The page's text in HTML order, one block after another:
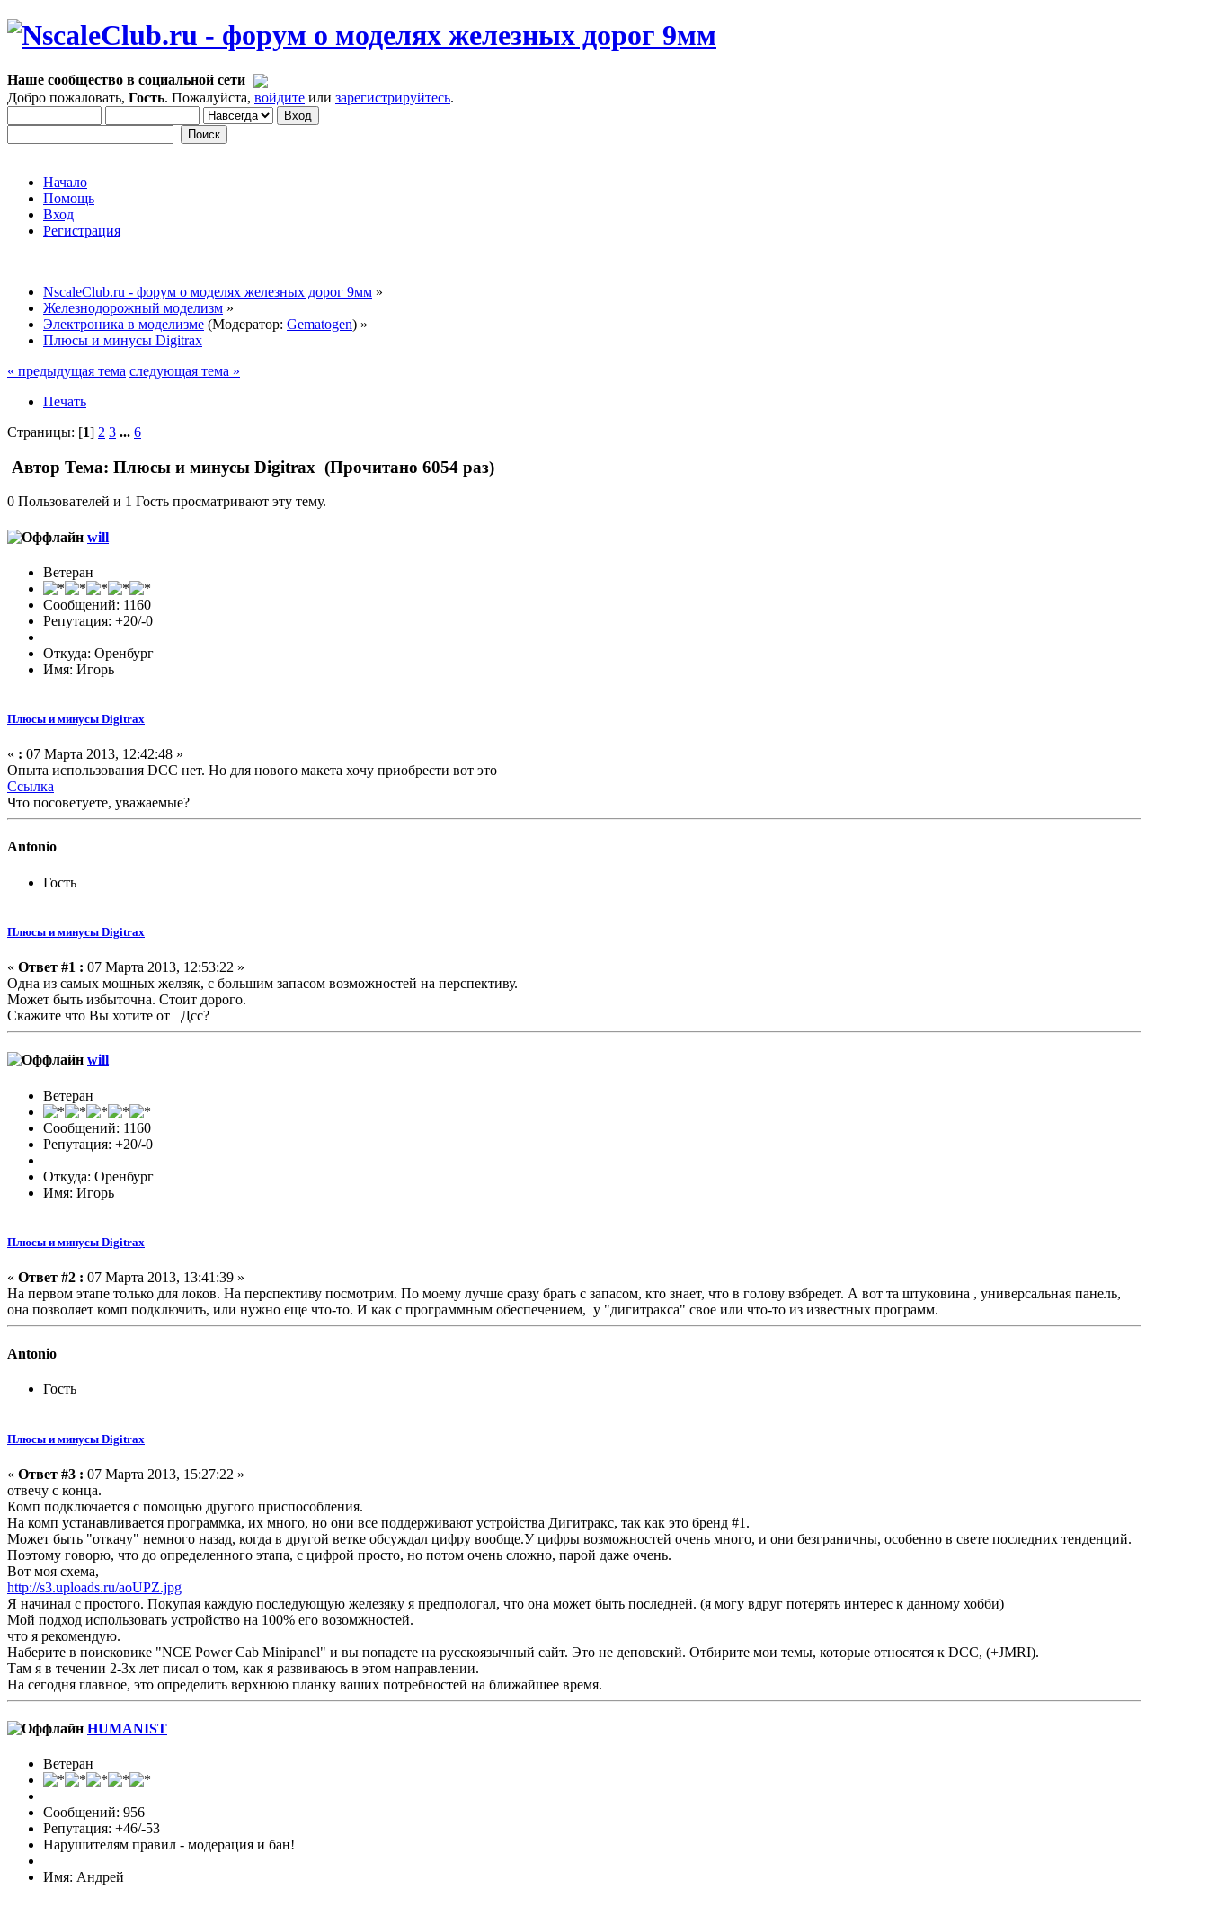
Наше сообщество в социальной сети
Добро пожаловать, Гость. Пожалуйста, войдите или зарегистрируйтесь.
Начало
Помощь
Вход
Регистрация
NscaleClub.ru - форум о моделях железных дорог 9мм »
Железнодорожный моделизм »
Электроника в моделизме (Модератор: Gematogen) »
Плюсы и минусы Digitrax
« предыдущая тема следующая тема »
Печать
Страницы: [1] 2 3 ... 6
Автор Тема: Плюсы и минусы Digitrax (Прочитано 6054 раз)
0 Пользователей и 1 Гость просматривают эту тему.
will
Ветеран
Сообщений: 1160
Репутация: +20/-0
Откуда: Оренбург
Имя: Игорь
Плюсы и минусы Digitrax
« : 07 Марта 2013, 12:42:48 »
Опыта использования DCC нет. Но для нового макета хочу приобрести вот это
Ссылка
Что посоветуете, уважаемые?
Antonio
Гость
Плюсы и минусы Digitrax
« Ответ #1 : 07 Марта 2013, 12:53:22 »
Одна из самых мощных желзяк, с большим запасом возможностей на перспективу.
Может быть избыточна. Стоит дорого.
Скажите что Вы хотите от Дсс?
will
Ветеран
Сообщений: 1160
Репутация: +20/-0
Откуда: Оренбург
Имя: Игорь
Плюсы и минусы Digitrax
« Ответ #2 : 07 Марта 2013, 13:41:39 »
На первом этапе только для локов. На перспективу посмотрим. По моему лучше сразу брать с запасом, кто знает, что в голову взбредет. А вот та штуковина , универсальная панель,
она позволяет комп подключить, или нужно еще что-то. И как с программным обеспечением, у "дигитракса" свое или что-то из известных программ.
Antonio
Гость
Плюсы и минусы Digitrax
« Ответ #3 : 07 Марта 2013, 15:27:22 »
отвечу с конца.
Комп подключается с помощью другого приспособления.
На комп устанавливается программка, их много, но они все поддерживают устройства Дигитракс, так как это бренд #1.
Может быть "откачу" немного назад, когда в другой ветке обсуждал цифру вообще.У цифры возможностей очень много, и они безграничны, особенно в свете последних тенденций.
Поэтому говорю, что до определенного этапа, с цифрой просто, но потом очень сложно, парой даже очень.
Вот моя схема,
http://s3.uploads.ru/aoUPZ.jpg
Я начинал с простого. Покупая каждую последующую железяку я предпологал, что она может быть последней. (я могу вдруг потерять интерес к данному хобби)
Мой подход использовать устройство на 100% его возомжностей.
что я рекомендую.
Наберите в поисковике "NCE Power Cab Minipanel" и вы попадете на русскоязычный сайт. Это не деповский. Отбирите мои темы, которые относятся к DCC, (+JMRI).
Там я в течении 2-3х лет писал о том, как я развиваюсь в этом направлении.
На сегодня главное, это определить верхнюю планку ваших потребностей на ближайшее время.
HUMANIST
Ветеран
Сообщений: 956
Репутация: +46/-53
Нарушителям правил - модерация и бан!
Имя: Андрей